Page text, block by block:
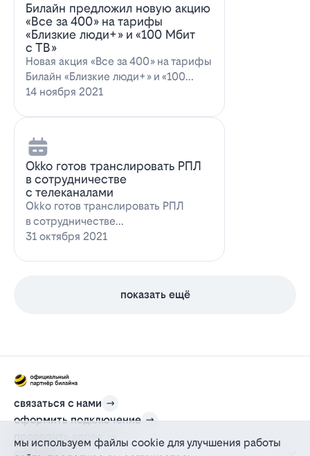
Билайн предложил новую акцию
«Все за 400» на тарифы
«Близкие люди+» и «100 Мбит
с ТВ»
Новая акция «Все за 400» на тарифы
Билайн «Близкие люди+» и «100
Мбит…
14 ноября 2021
Оkko готов транслировать РПЛ
в сотрудничестве
с телеканалами
Оkko готов транслировать РПЛ
в сотрудничестве
с каналамиВидеосервис Okko
31 октября 2021
показать ещё
связаться с нами
оформить подключение
проверить адрес
для дома
мы используем файлы cookie для улучшения работы